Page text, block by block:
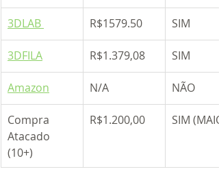
3DLAB R$1579.50 SIM
3DFILA R$1.379,08 ​SIM
Amazon N/A NÃO
​Compra
Atacado
(10+)
​R$1.200,00 SIM (MAIO)